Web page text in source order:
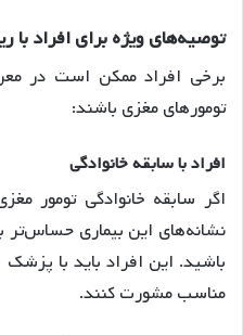
توصیه‌های ویژه برای افراد با
برخی افراد ممکن است در
تومورهای مغزی باشند:
افراد با سابقه خانوادگی
اگر سابقه خانوادگی تومور
نشانه‌های این بیماری حساس‌تر
باشید. این افراد باید با پزشک
مناسب مشورت کنند.